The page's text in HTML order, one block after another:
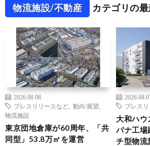
物流施設/不動産 カテゴリの
2026.08.08
プレスリリースなど
動向/展望
物流施設
東京団地倉庫が60周年、「共
同型」53.8万㎡を運営
プレス
大和ハウ
パナ工場
チ型物流